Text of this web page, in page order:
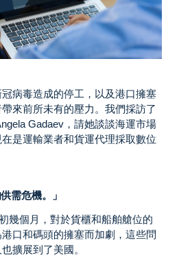
病毒造成的停工，以及港口擁塞
來前所未有的壓力。我們採訪了
Gadaev，請她談談海運市場
是運輸業者和貨運代理採取數位
需危機。」
幾個月，對於貨櫃和船舶艙位的
口和碼頭的擁塞而加劇，這些問
擴展到了美國。